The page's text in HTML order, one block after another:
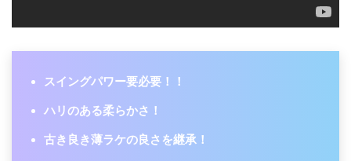
スイングパワー要必要！！
ハリのある柔らかさ！
古き良き薄ラケの良さを継承！